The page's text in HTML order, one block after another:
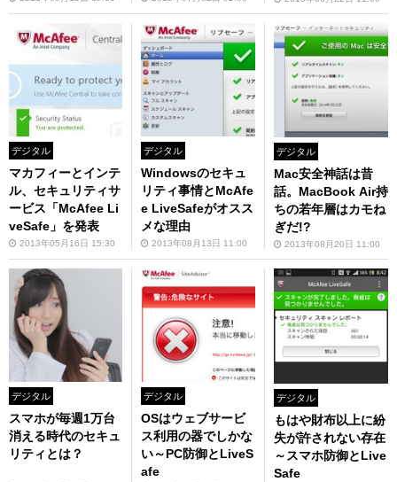
デジタル
マカフィーとインテ
ル、セキュリティサ
ービス「McAfee Li
veSafe」を発表
2013年05月16日 15:30
デジタル
Windowsのセキュ
リティ事情とMcAfe
e LiveSafeがオスス
メな理由
2013年08月13日 11:00
デジタル
Mac安全神話は昔
話。MacBook Air持
ちの若年層はカモね
ぎだ!?
2013年08月20日 11:00
デジタル
スマホが毎週1万台
消える時代のセキュ
リティとは？
デジタル
OSはウェブサービ
ス利用の器でしかな
い～PC防御とLiveS
afe
デジタル
もはや財布以上に紛
失が許されない存在
～スマホ防御とLive
Safe